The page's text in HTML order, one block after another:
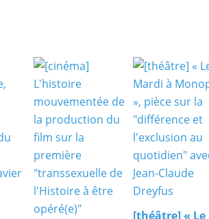
[théâtre] « Le